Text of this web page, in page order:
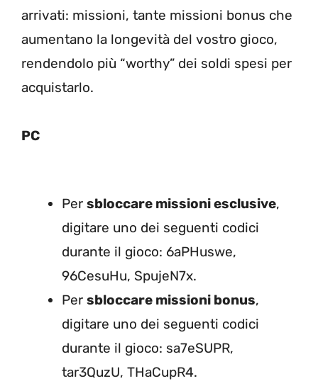
arrivati: missioni, tante missioni bonus che
aumentano la longevità del vostro gioco,
rendendolo più “worthy” dei soldi spesi per
acquistarlo.
PC
Per sbloccare missioni esclusive,
digitare uno dei seguenti codici
durante il gioco: 6aPHuswe,
96CesuHu, SpujeN7x.
Per sbloccare missioni bonus,
digitare uno dei seguenti codici
durante il gioco: sa7eSUPR,
tar3QuzU, THaCupR4.